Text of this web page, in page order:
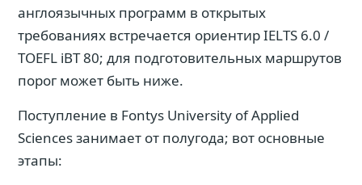
англоязычных программ в открытых
требованиях встречается ориентир IELTS 6.0 /
TOEFL iBT 80; для подготовительных маршрутов
порог может быть ниже.
Поступление в Fontys University of Applied
Sciences занимает от полугода; вот основные
этапы: